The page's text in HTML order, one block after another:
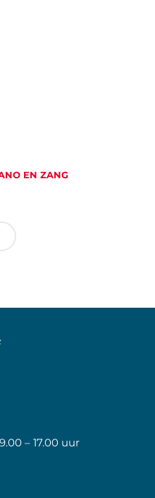
EN ZANG
– 17.00 uur